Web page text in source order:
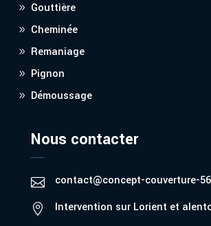
Gouttière
Cheminée
Remaniage
Pignon
Démoussage
Nous contacter
 contact@concept-couverture-

Intervention sur Lorient et